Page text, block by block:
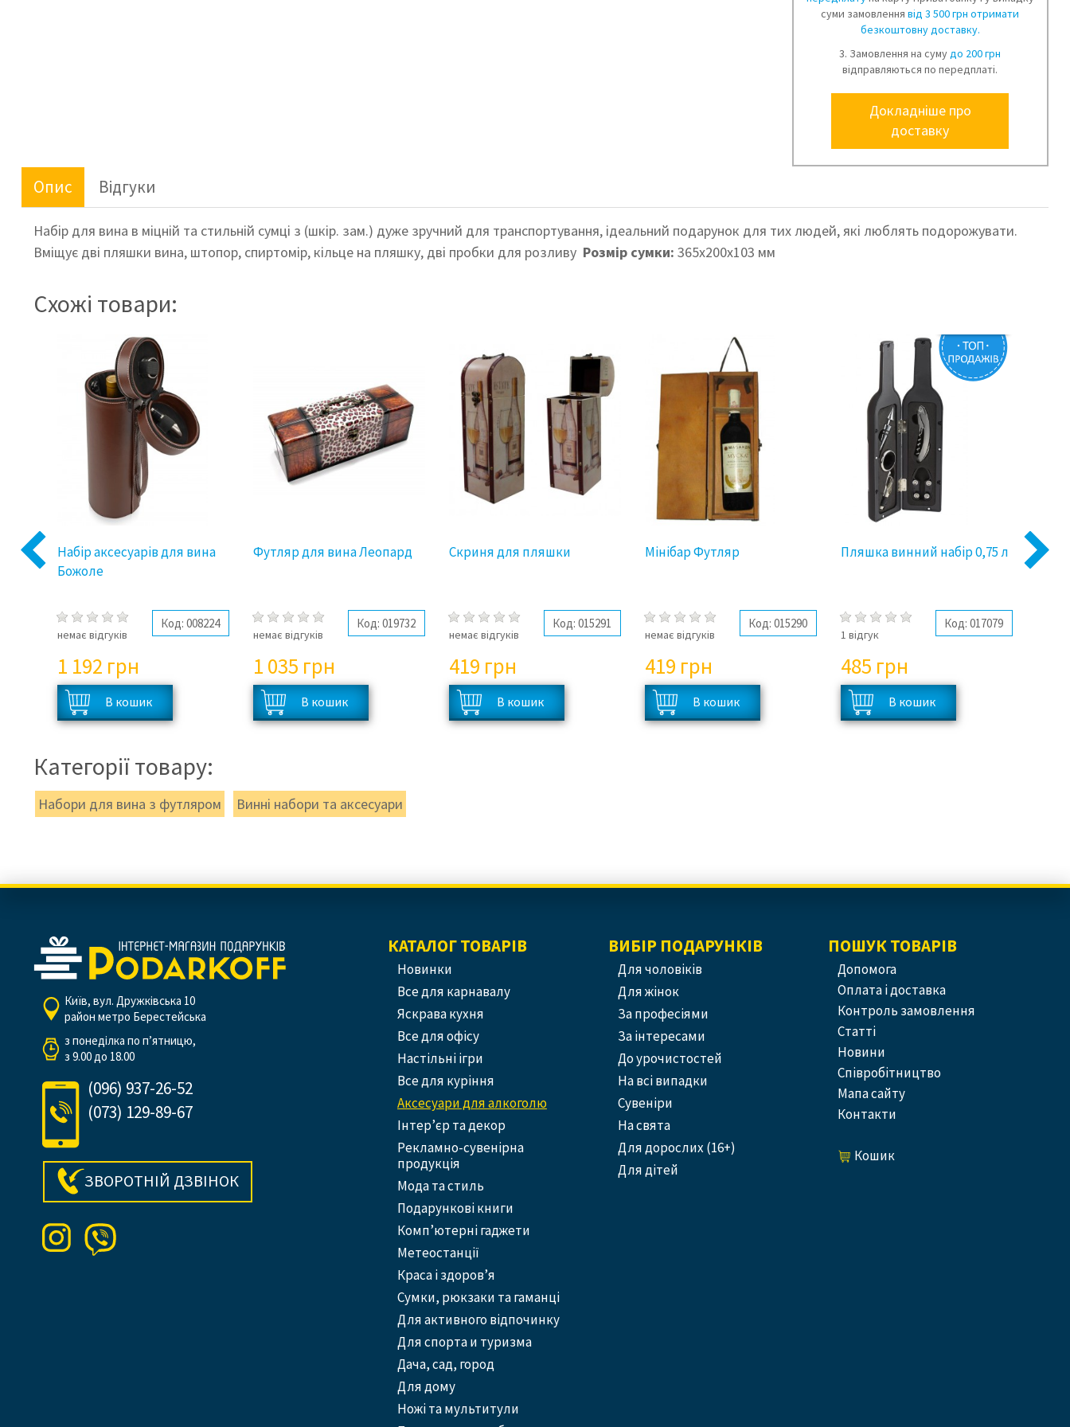
суми замовленнявід 3 500 грн отримати
безкоштовну доставку.
3. Замовлення на сумудо 200 грн
відправляються по передплаті.
Докладніше про
доставку
Опис Відгуки
Набір для вина в міцній та стильній сумці з (шкір. зам.) дуже зручний для транспортування, ідеальний подарунок для тих людей, які люблять подорожувати.
Вміщує дві пляшки вина, штопор, спиртомір, кільце на пляшку, дві пробки для розливу Розмір сумки: 365х200х103 мм
Схожі товари:
PreviousНабір аксесуарів для вина
Божоле
немає відгуків
Код: 008224
1 192 грн
Футляр для вина Леопард
немає відгуків
Код: 019732
1 035 грн
Скриня для пляшки
немає відгуків
Код: 015291
419 грн
Мінібар Футляр
немає відгуків
Код: 015290
419 грн
Пляшка винний набір 0,75 л
1 відгук
Код: 017079
485 грн
Next
Категорії товару:
Набори для вина з футляром Винні набори та аксесуари
Київ, вул. Дружківська 10
район метро Берестейська
з понеділка по п’ятницю,
з 9.00 до 18.00
(096) 937-26-52
(073) 129-89-67
ЗВОРОТНІЙ ДЗВІНОК
КАТАЛОГ ТОВАРІВ
Новинки
Все для карнавалу
Яскрава кухня
Все для офісу
Настільні ігри
Все для куріння
Аксесуари для алкоголю
Інтер’єр та декор
Рекламно-сувенірна
продукція
Мода та стиль
Подарункові книги
Комп’ютерні гаджети
Метеостанції
Краса і здоров’я
Сумки, рюкзаки та гаманці
Для активного відпочинку
Для спорта и туризма
Дача, сад, город
Для дому
Ножі та мультитули
ВИБІР ПОДАРУНКІВ
Для чоловіків
Для жінок
За професіями
За інтересами
До урочистостей
На всі випадки
Сувеніри
На свята
Для дорослих (16+)
Для дітей
ПОШУК ТОВАРІВ
допомога
оплата і доставка
контроль замовлення
статті
новини
співробітництво
Мапа сайту
контакти
кошик